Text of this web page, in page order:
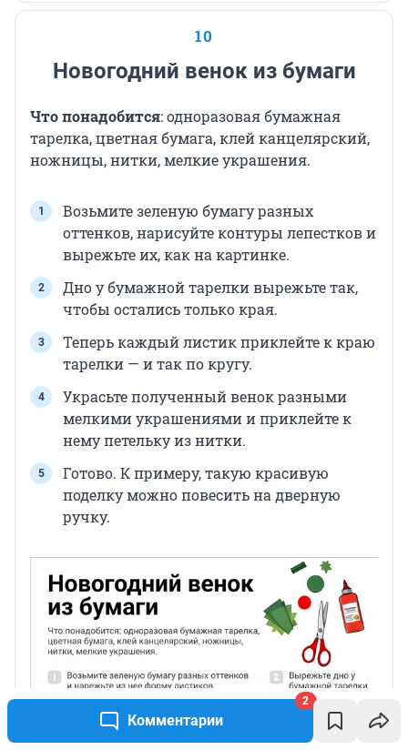
Комментарии
2
10
Новогодний венок из бумаги
Что понадобится: одноразовая бумажная
тарелка, цветная бумага, клей канцелярский,
ножницы, нитки, мелкие украшения.
Возьмите зеленую бумагу разных
оттенков, нарисуйте контуры лепестков и
вырежьте их, как на картинке.
Дно у бумажной тарелки вырежьте так,
чтобы остались только края.
Теперь каждый листик приклейте к краю
тарелки — и так по кругу.
Украсьте полученный венок разными
мелкими украшениями и приклейте к
нему петельку из нитки.
Готово. К примеру, такую красивую
поделку можно повесить на дверную
ручку.